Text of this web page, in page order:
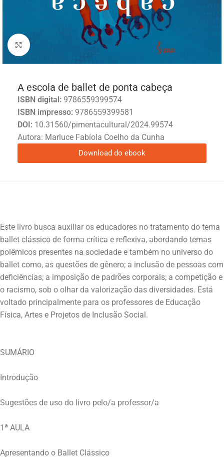
Click to enlarge
A escola de ballet de ponta cabeça
ISBN digital: 9786559399574
ISBN impresso: 9786559399581
DOI: 10.31560/pimentacultural/2024.99574
Autora: Marluce Fabíola Coelho da Cunha
Download do ebook
Este livro busca auxiliar os educadores no tratamento do tema
ballet clássico de forma crítica e reflexiva, abordando temas
polêmicos presentes na sociedade e também no universo do
ballet como, as questões de gênero; a inclusão de pessoas com
deficiências; a imposição de padrões corporais; a competição e
o racismo, sob o olhar da valorização das diversidades. Está
voltado principalmente para os professores de Educação
SUMÁRIO
Introdução
Sugestões de uso do livro pelo/a professor/a
1ª AULA
Apresentando o Ballet Clássico